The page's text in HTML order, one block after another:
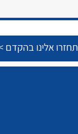
צור קשר